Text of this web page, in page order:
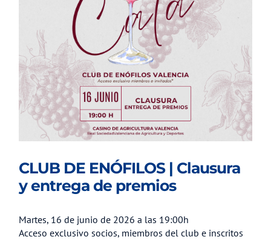
CLUB DE ENÓFILOS | Clausura
y entrega de premios
Martes, 16 de junio de 2026 a las 19:00h
Acceso exclusivo socios, miembros del club e inscritos